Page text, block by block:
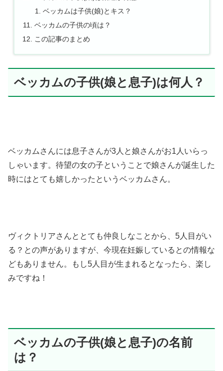
ベッカムは子供(娘)とキス？
ベッカムの子供の頃は？
この記事のまとめ
ベッカムの子供(娘と息子)は何人？
ベッカムさんには息子さんが3人と娘さんがお1人いらっ
しゃいます。待望の女の子ということで娘さんが誕生した
時にはとても嬉しかったというベッカムさん。
ヴィクトリアさんととても仲良しなことから、5人目がい
る？との声がありますが、今現在妊娠しているとの情報な
どもありません。もし5人目が生まれるとなったら、楽し
みですね！
ベッカムの子供(娘と息子)の名前
は？